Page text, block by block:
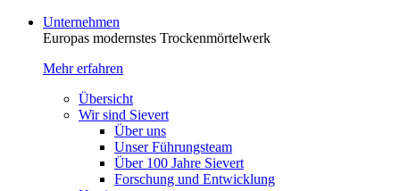
Unternehmen
Europas modernstes Trocken­mörtelwerk
Mehr erfahren
Übersicht
Wir sind Sievert
Über uns
Unser Führungsteam
Über 100 Jahre Sievert
Forschung und Entwicklung